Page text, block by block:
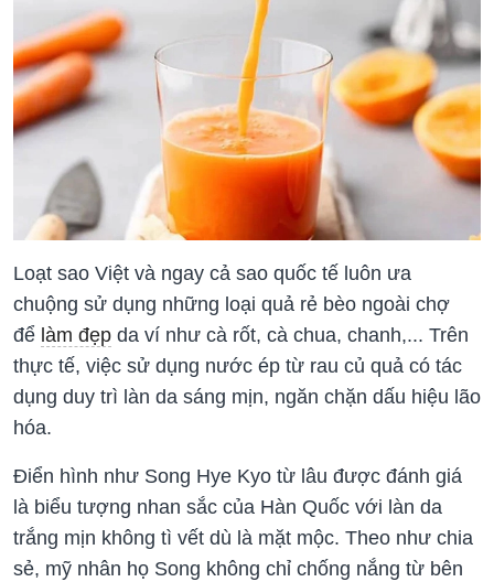
Loạt sao Việt và ngay cả sao quốc tế luôn ưa
chuộng sử dụng những loại quả rẻ bèo ngoài chợ
để làm đẹp da ví như cà rốt, cà chua, chanh,... Trên
thực tế, việc sử dụng nước ép từ rau củ quả có tác
dụng duy trì làn da sáng mịn, ngăn chặn dấu hiệu lão
hóa.
Điển hình như Song Hye Kyo từ lâu được đánh giá
là biểu tượng nhan sắc của Hàn Quốc với làn da
trắng mịn không tì vết dù là mặt mộc. Theo như chia
sẻ, mỹ nhân họ Song không chỉ chống nắng từ bên